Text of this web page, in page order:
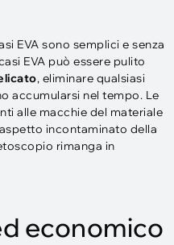
EVA sono semplici e senza
EVA può essere pulito
, eliminare qualsiasi
accumularsi nel tempo. Le
alle macchie del materiale
incontaminato della
rimanga in
economico